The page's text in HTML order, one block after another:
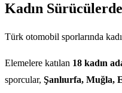
Kadın
Türk otomobil sporlarında
Elemelere katılan 18 kadın
sporcular, Şanlıurfa, Muğla,